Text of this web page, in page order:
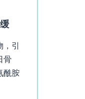
，引
骨
酰胺